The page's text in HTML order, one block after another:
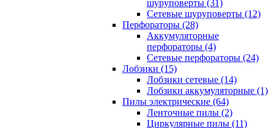
шуруповерты (31)
Сетевые шуруповерты (12)
Перфораторы (28)
Аккумуляторные
перфораторы (4)
Сетевые перфораторы (24)
Лобзики (15)
Лобзики сетевые (14)
Лобзики аккумуляторные (1)
Пилы электрические (64)
Ленточные пилы (2)
Циркулярные пилы (11)